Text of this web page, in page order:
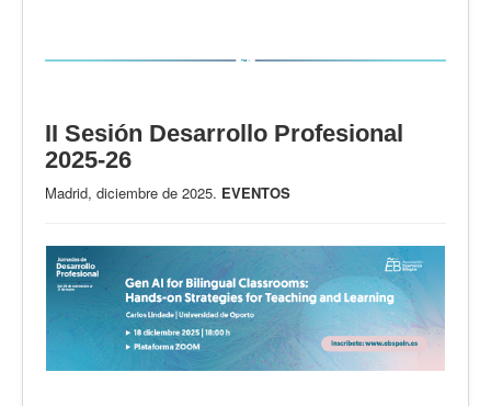
II Sesión Desarrollo Profesional
2025-26
Madrid, diciembre de 2025. EVENTOS